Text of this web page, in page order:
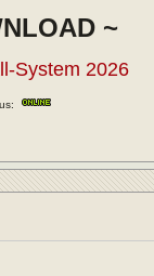
~
System 2026